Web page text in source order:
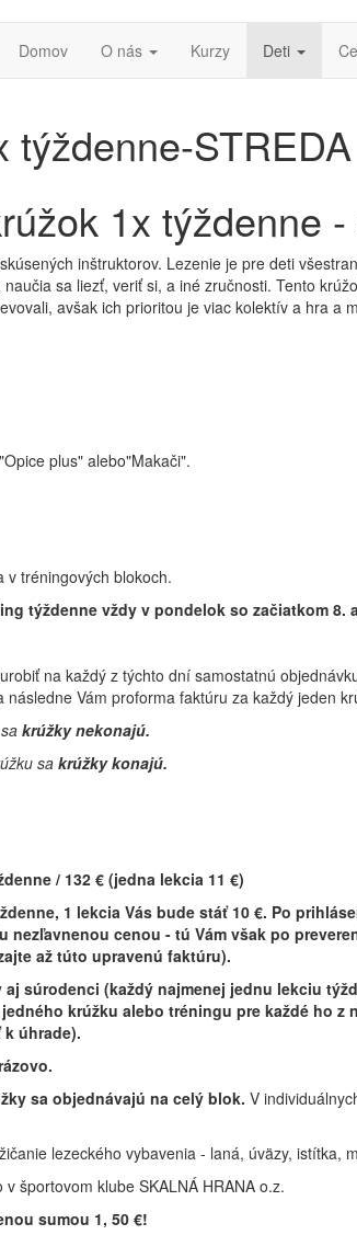
Domov O nás Kurzy Deti
týždenne-STREDA
1x týždenne
inštruktorov. Lezenie je pre deti
sa liezť, veriť si, a iné zručnosti. Tento
avšak ich prioritou je viac kolektív a hra a
plus" alebo"Makači".
v tréningových blokoch.
týždenne vždy v pondelok so začiatkom 8.
na každý z týchto dní samostatnú
Vám proforma faktúru za každý jeden
krúžky nekonajú.
sa krúžky konajú.
/ 132 € (jedna lekcia 11 €)
1 lekcia Vás bude stáť 10 €. Po
cenou - tú Vám však po
až túto upravenú faktúru).
súrodenci (každý najmenej jednu lekciu
krúžku alebo tréningu pre každé ho
úhrade).
sa objednávajú na celý blok. V
lezeckého vybavenia - laná, úväzy, istítka,
športovom klube SKALNÁ HRANA o.z.
sumou 1, 50 €!